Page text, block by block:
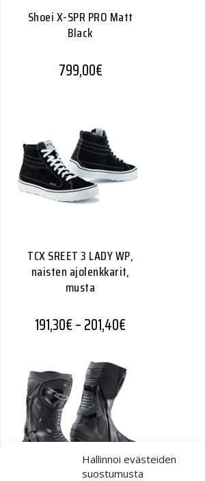
Hallinnoi evästeiden
suostumusta
Shoei X-SPR PRO Matt
Black
799,00€
TCX SREET 3 LADY WP,
naisten ajolenkkarit,
musta
191,30€–201,40€